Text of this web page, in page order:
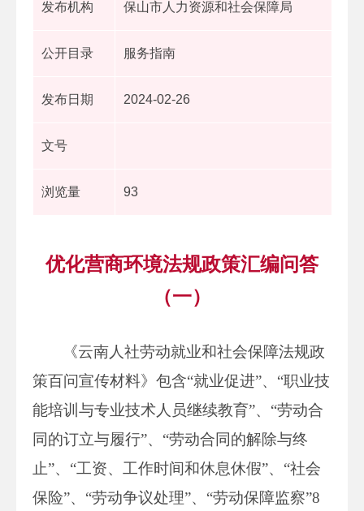
发布机构 保山市人力资源和社会保障局
公开目录 服务指南
发布日期 2024-02-26
文号
浏览量 93
优化营商环境法规政策汇编问答
（一）
《云南人社劳动就业和社会保障法规政
策百问宣传材料》包含“就业促进”、“职业技
能培训与专业技术人员继续教育”、“劳动合
同的订立与履行”、“劳动合同的解除与终
止”、“工资、工作时间和休息休假”、“社会
保险”、“劳动争议处理”、“劳动保障监察”8